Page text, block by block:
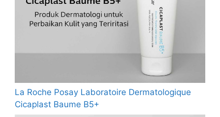
La Roche Posay Laboratoire Dermatologique
Cicaplast Baume B5+